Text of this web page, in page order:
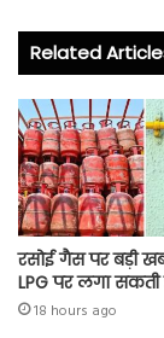
o
ok
er
Related
रसोई गैस पर बड़ी
LPG पर लगा
18 hours ago